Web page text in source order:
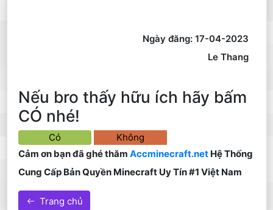
Ngày đăng: 17-04-2023
Le Thang
Nếu bro thấy hữu ích hãy bấm
CÓ nhé!
Có
Không
Cảm ơn bạn đã ghé thămAccminecraft.net Hệ Thống
Cung Cấp Bản Quyền Minecraft Uy Tín #1 Việt Nam
Trang chủ